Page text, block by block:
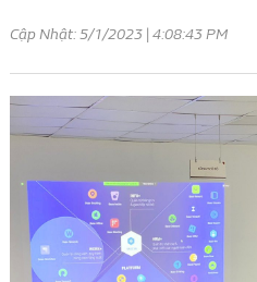
Cập Nhật: 5/1/2023 | 4:08:43 PM